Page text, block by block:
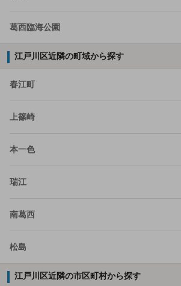
葛西臨海公園
江戸川区近隣の町域から探す
春江町
上篠崎
本一色
瑞江
南葛西
松島
江戸川区近隣の市区町村から探す